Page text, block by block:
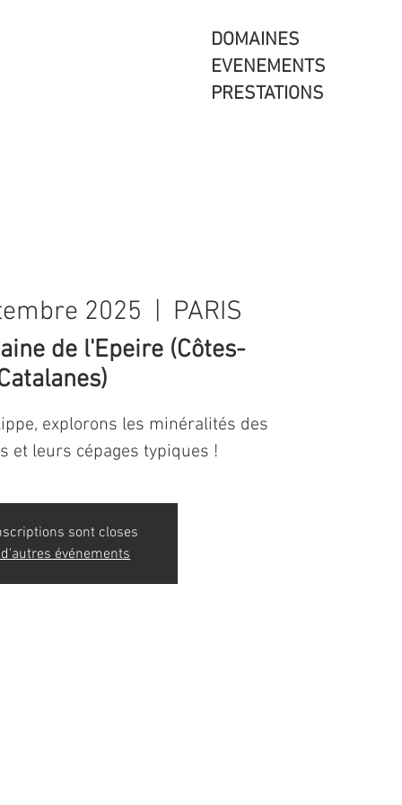
DOMAINES
EVENEMENTS
PRESTATIONS
2025
  |
PARIS
de l'Epeire (Côtes-
explorons les minéralités des
et leurs cépages typiques !
sont closes
événements